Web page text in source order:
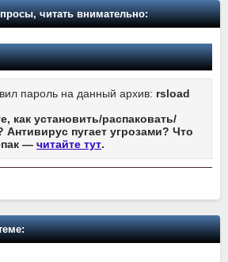
читать внимательно:
пароль на данный архив: rsload
как установить/распаковать/
Антивирус пугает угрозами? Что
— читайте тут.